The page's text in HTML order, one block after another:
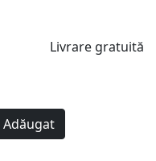
Livrare gratuită
Adăugat